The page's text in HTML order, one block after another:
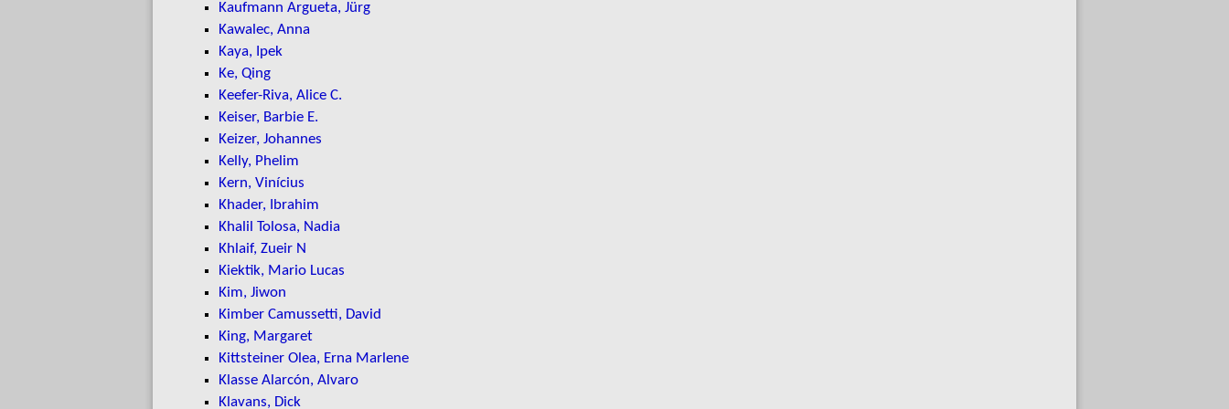
Kaufmann Argueta, Jürg
Kawalec, Anna
Kaya, Ipek
Ke, Qing
Keefer-Riva, Alice C.
Keiser, Barbie E.
Keizer, Johannes
Kelly, Phelim
Kern, Vinícius
Khader, Ibrahim
Khalil Tolosa, Nadia
Khlaif, Zueir N
Kiektik, Mario Lucas
Kim, Jiwon
Kimber Camussetti, David
King, Margaret
Kittsteiner Olea, Erna Marlene
Klasse Alarcón, Alvaro
Klavans, Dick